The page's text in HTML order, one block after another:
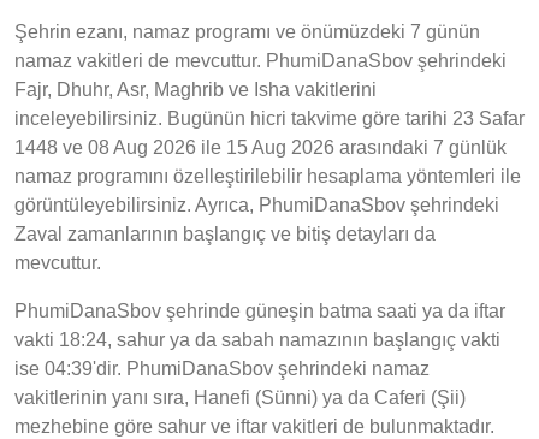
Şehrin ezanı, namaz programı ve önümüzdeki 7 günün
namaz vakitleri de mevcuttur. PhumiDanaSbov şehrindeki
Fajr, Dhuhr, Asr, Maghrib ve Isha vakitlerini
inceleyebilirsiniz. Bugünün hicri takvime göre tarihi 23 Safar
1448 ve 08 Aug 2026 ile 15 Aug 2026 arasındaki 7 günlük
namaz programını özelleştirilebilir hesaplama yöntemleri ile
görüntüleyebilirsiniz. Ayrıca, PhumiDanaSbov şehrindeki
Zaval zamanlarının başlangıç ve bitiş detayları da
mevcuttur.
PhumiDanaSbov şehrinde güneşin batma saati ya da iftar
vakti 18:24, sahur ya da sabah namazının başlangıç vakti
ise 04:39'dir. PhumiDanaSbov şehrindeki namaz
vakitlerinin yanı sıra, Hanefi (Sünni) ya da Caferi (Şii)
mezhebine göre sahur ve iftar vakitleri de bulunmaktadır.